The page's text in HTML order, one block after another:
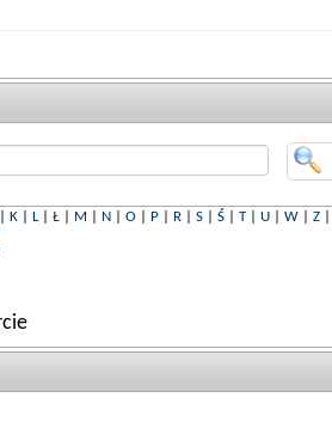
K| L| Ł| M N| O| P| R| S| Ś| T| U| W| Z|